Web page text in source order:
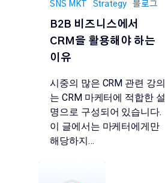
SNS MKT Strategy 블로그
B2B 비즈니스에서
CRM을 활용해야 하는
이유
시중의 많은 CRM 관련 강의
는 CRM 마케터에 적합한 설
명으로 구성되어 있습니다.
이 글에서는 마케터에게만
해당하지…